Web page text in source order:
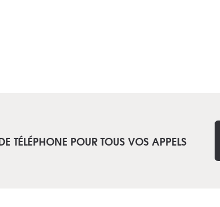
TÉLÉPHONE POUR TOUS VOS APPELS